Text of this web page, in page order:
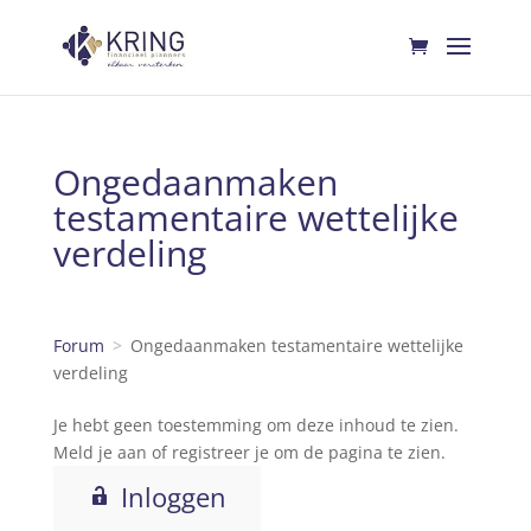
Ongedaanmaken
testamentaire wettelijke
verdeling
Forum
Ongedaanmaken testamentaire wettelijke
verdeling
Je hebt geen toestemming om deze inhoud te zien.
Meld je aan of registreer je om de pagina te zien.
Inloggen